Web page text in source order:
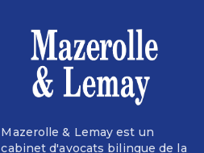
Mazerolle & Lemay est un
cabinet d'avocats bilingue de la